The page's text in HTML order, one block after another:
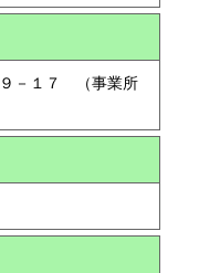
９－１７ （事業所